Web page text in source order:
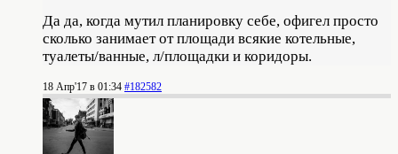
Да да, когда мутил планировку себе, офигел просто
сколько занимает от площади всякие котельные,
туалеты/ванные, л/площадки и коридоры.
18 Апр'17 в 01:34 #182582